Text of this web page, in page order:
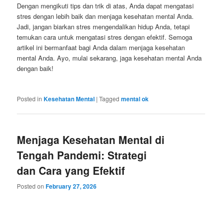
Dengan mengikuti tips dan trik di atas, Anda dapat mengatasi
stres dengan lebih baik dan menjaga kesehatan mental Anda.
Jadi, jangan biarkan stres mengendalikan hidup Anda, tetapi
temukan cara untuk mengatasi stres dengan efektif. Semoga
artikel ini bermanfaat bagi Anda dalam menjaga kesehatan
mental Anda. Ayo, mulai sekarang, jaga kesehatan mental Anda
dengan baik!
Posted in Kesehatan Mental |Tagged mental ok
Menjaga Kesehatan Mental di
Tengah Pandemi: Strategi
dan Cara yang Efektif
Posted onFebruary 27, 2026